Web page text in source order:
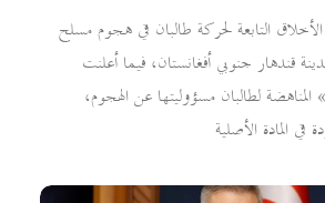
التابعة لحركة طالبان في هجوم مسلح
قندهار جنوبي أفغانستان، فيما أعلنت
المناهضة لطالبان مسؤوليتها عن الهجوم،
في المادة الأصلية